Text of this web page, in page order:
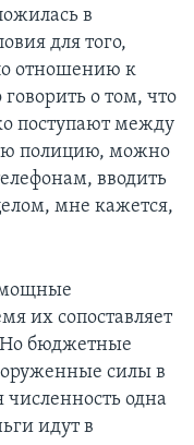
в
для того,
отношению к
о том, что
поступают между
полицию, можно
вводить
мне кажется,
мощные
их сопоставляет
бюджетные
силы в
одна
идут в